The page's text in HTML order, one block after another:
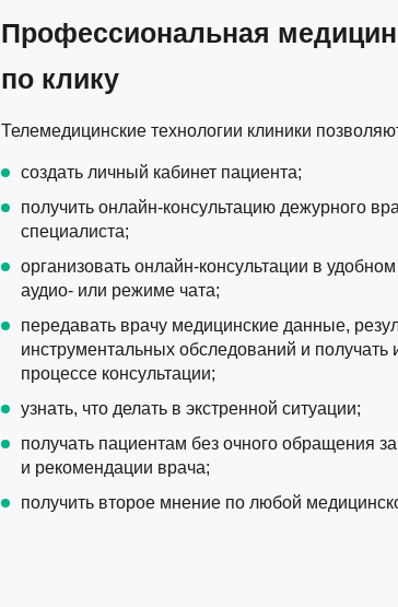
Профессиональная
по клику
Телемедицинские технологии клиники
создать личный кабинет пациента;
получить онлайн-консультацию дежурного
специалиста;
организовать онлайн-консультации в
аудио- или режиме чата;
передавать врачу медицинские данные,
инструментальных обследований и
процессе консультации;
узнать, что делать в экстренной ситуации;
получать пациентам без очного обращения
и рекомендации врача;
получить второе мнение по любой